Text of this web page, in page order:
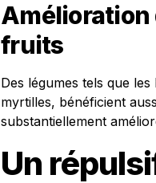
Amélioration
fruits
Des légumes tels que
myrtilles, bénéficient
substantiellement
Un